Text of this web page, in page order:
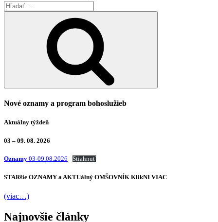
Hľadať:
Nové oznamy a program bohoslužieb
Aktuálny týždeň
03 – 09. 08. 2026
Oznamy 03-09.08.2026 Stiahnuť
STARšie OZNAMY a AKTUálný OMŠOVNÍK KlikNI VIAC
(viac…)
Najnovšie články